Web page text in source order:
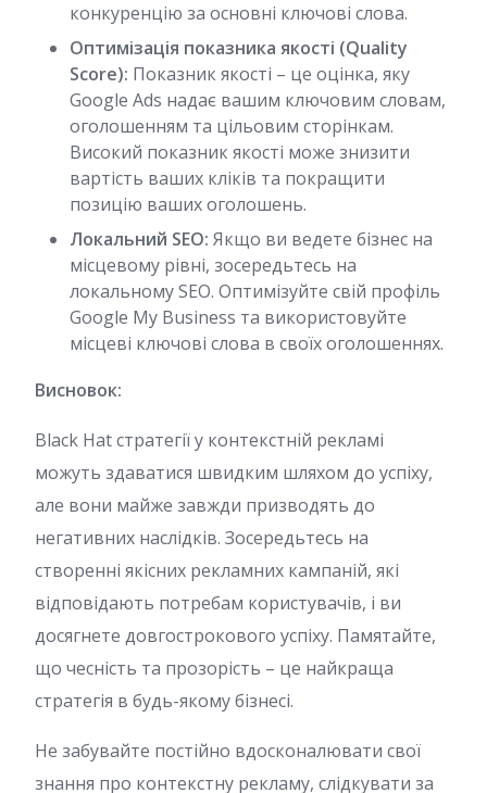
конкуренцію за основні ключові слова.
Оптимізація показника якості (Quality
Score): Показник якості – це оцінка, яку
Google Ads надає вашим ключовим словам,
оголошенням та цільовим сторінкам.
Високий показник якості може знизити
вартість ваших кліків та покращити
позицію ваших оголошень.
Локальний SEO: Якщо ви ведете бізнес на
місцевому рівні, зосередьтесь на
локальному SEO. Оптимізуйте свій профіль
Google My Business та використовуйте
місцеві ключові слова в своїх оголошеннях.
Висновок:
Black Hat стратегії у контекстній рекламі
можуть здаватися швидким шляхом до успіху,
але вони майже завжди призводять до
негативних наслідків. Зосередьтесь на
створенні якісних рекламних кампаній, які
відповідають потребам користувачів, і ви
досягнете довгострокового успіху. Памятайте,
що чесність та прозорість – це найкраща
стратегія в будь-якому бізнесі.
Не забувайте постійно вдосконалювати свої
знання про контекстну рекламу, слідкувати за